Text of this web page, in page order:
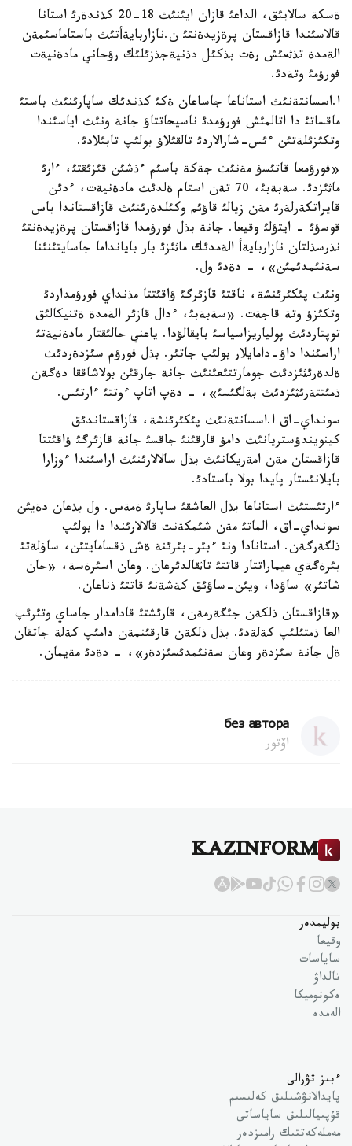
ةسكة سالايئق، الداعئ قازان ايئنئث 18-20 كذندةرئ استانا
قالاسئندا قازاقستان پرةزيدةنتئ ن.نازاربايةأتئث باستاماسئمةن
الةمدة تذثعئش رةت بذكئل دذنيةجذزئلئك رؤحاني مادةنيةت
فورؤمئ وتةدئ.
ا.اسسانتةنئث استاناعا جاساعان ةكئ كذندئك ساپارئنئث باستئ
ماقساتئ دا اتالمئش فورؤمدئ ناسيحاتتاؤ جانة ونئث اياسئندا
وتكئزئلةتئن ءئس-شارالاردئ تالقئلاؤ بولئپ تابئلادئ.
«فورؤمعا قاتئسؤ مةنئث جةكة باسئم ءذشئن قئزئقتئ، ءارئ
ماثئزدئ. سةبةبئ، 70 تةن استام ةلدئث مادةنيةت، ءدئن
قايراتكةرلةرئ مةن زيالئ قاؤئم وكئلدةرئنئث قازاقستاندا باس
قوسؤئ - ايتؤلئ وقيعا. جانة بذل فورؤمدا قازاقستان پرةزيدةنتئ
نذرسذلتان نازاربايةأ الةمدئك ماثئزئ بار بايانداما جاسايتئنئنا
سةنئمدئمئن»، - دةدئ ول.
ونئث پئكئرئنشة، ناقتئ قازئرگئ ؤاقئتتا مذنداي فورؤمداردئ
وتكئزؤ وتة قاجةت. «سةبةبئ، ءدال قازئر الةمدة ةتنيكالئق
توپتاردئث پولياريزاسياسئ بايقالؤدا. ياعني حالئقتار مادةنيةتئ
اراسئندا داؤ-دامايلار بولئپ جاتئر. بذل فورؤم سئزدةردئث
ةلدةرئثئزدئث جومارتتئعئنئث جانة جارقئن بولاشاققا دةگةن
ذمئتتةرئثئزدئث بةلگئسئ»، - دةپ اتاپ ءوتتئ ءارتئس.
سونداي-اق ا.اسسانتةنئث پئكئرئنشة، قازاقستاندئق
كينويندؤستريانئث دامؤ قارقئنئ جاقسئ جانة قازئرگئ ؤاقئتتا
قازاقستان مةن امةريكانئث بذل سالالارئنئث اراسئندا ءوزارا
بايلانئستار پايدا بولا باستادئ.
ءارتئستئث استاناعا بذل العاشقئ ساپارئ ةمةس. ول بذعان دةيئن
سونداي-اق، الماتئ مةن شئمكةنت قالالارئندا دا بولئپ
ذلگةرگةن. استانادا ونئ ءبئر-بئرئنة ةش ذقسامايتئن، ساؤلةتئ
بئرةگةي عيماراتتار قاتتئ تاثقالدئرعان. وعان اسئرةسة، «حان
شاتئر» ساؤدا، ويئن-ساؤئق كةشةنئ قاتتئ ذناعان.
«قازاقستان ذلكةن جئگةرمةن، قارئشتئ قادامدار جاساي وتئرئپ
العا ذمتئلئپ كةلةدئ. بذل ذلكةن قارقئنمةن دامئپ كةلة جاتقان
ةل جانة سئزدةر وعان سةنئمدئسئزدةر»، - دةدئ مةيمان.
без автора
اۆتور
KAZINFORM
بوليمدەر
وقيعا
ساياسات
تالداۋ
ەكونوميكا
الەمدە
ءبىز تۋرالى
پايدالانۋشىلىق كەلىسىم
قۇپىيالىلىق ساياساتى
مەملەكەتتىك رامىزدەر